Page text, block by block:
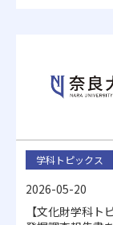
学科トピックス
2026-05-20
【文化財学科ト